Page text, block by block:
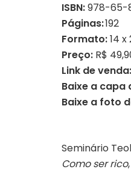
ISBN:978-65-
Páginas:192
Formato:14 x
Preço: R$
Link de venda:
Baixe a capa
Baixe a foto
Seminário
Como ser rico